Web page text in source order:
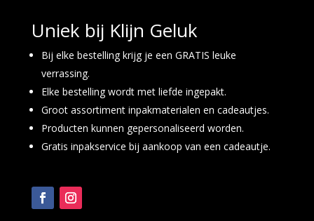
Uniek bij Klijn Geluk
Bij elke bestelling krijg je een GRATIS leuke
verrassing.
Elke bestelling wordt met liefde ingepakt.
Groot assortiment inpakmaterialen en cadeautjes.
Producten kunnen gepersonaliseerd worden.
Gratis inpakservice bij aankoop van een cadeautje.